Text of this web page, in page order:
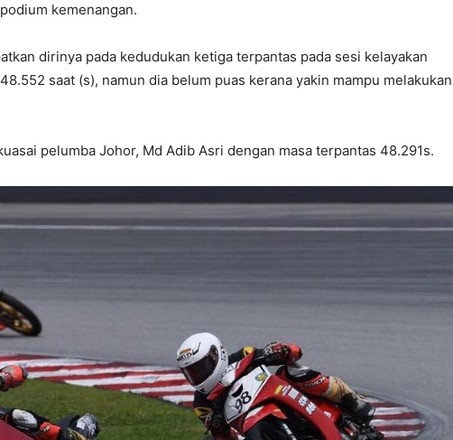
kemenangan.
dirinya pada kedudukan ketiga terpantas pada sesi kelayakan
saat (s), namun dia belum puas kerana yakin mampu melakukan
pelumba Johor, Md Adib Asri dengan masa terpantas 48.291s.